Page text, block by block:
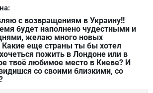
с возвращениям в Украину!!
будет наполнено чудестными и
желаю много новых
Какие еще страны ты бы хотел
пожить в Лондоне или в
твоё любимое место в Киеве? И
со своими близкими, со